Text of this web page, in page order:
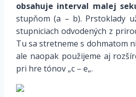
obsahuje interval malej
stupňom (a – b). Prstoklady
stupniciach odvodených z
Tu sa stretneme s dohmatom
ale naopak použijeme aj
pri hre tónov „c – e„.